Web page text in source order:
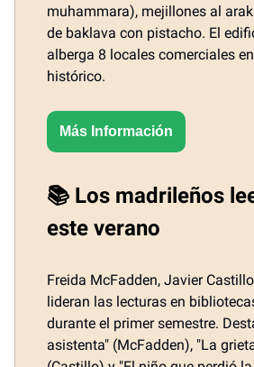
muhammara), mejillones al
de baklava con pistacho. El
alberga 8 locales comerciales
histórico.
Más Información
📚 Los madrileños
este verano
Freida McFadden, Javier
lideran las lecturas en
durante el primer semestre.
asistenta" (McFadden), "La